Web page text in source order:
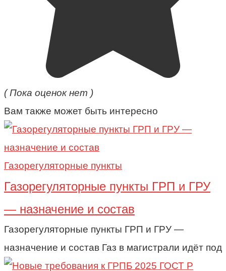
( Пока оценок нет )
Вам также может быть интересно
Газорегуляторные пункты
Газорегуляторные пункты ГРП и ГРУ
— назначение и состав
Газорегуляторные пункты ГРП и ГРУ —
назначение и состав Газ в магистрали идёт под